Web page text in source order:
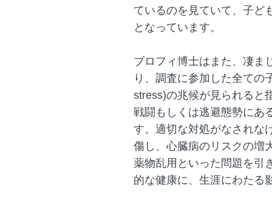
ているのを見ていて、子ど
となっています。
ブロフィ博士はまた、凄ま
り、調査に参加した全ての
stress)の兆候が見られると
戦闘もしくは逃避態勢にあ
す。適切な対処がなされな
傷し、心臓病のリスクの増
薬物乱用といった問題を引
的な健康に、生涯にわたる